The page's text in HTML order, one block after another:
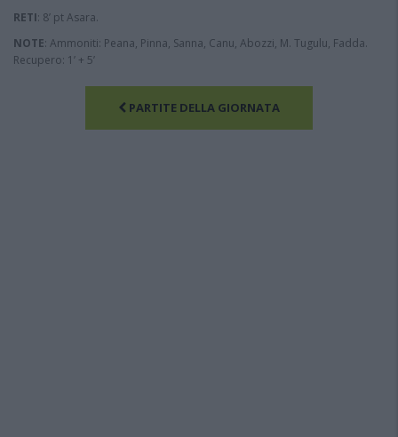
RETI: 8’ pt Asara.
NOTE: Ammoniti: Peana, Pinna, Sanna, Canu, Abozzi, M. Tugulu, Fadda.
Recupero: 1’ + 5’
PARTITE DELLA GIORNATA